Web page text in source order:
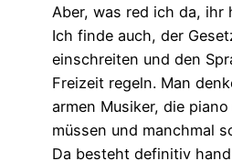
Aber, was red ich da, ihr
Ich finde auch, der
einschreiten und den
Freizeit regeln. Man
armen Musiker, die
müssen und manchmal
Da besteht definitiv